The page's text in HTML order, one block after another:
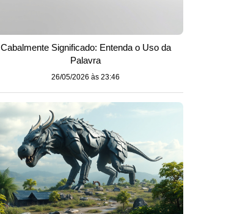
Cabalmente Significado: Entenda o Uso da
Palavra
26/05/2026 às 23:46